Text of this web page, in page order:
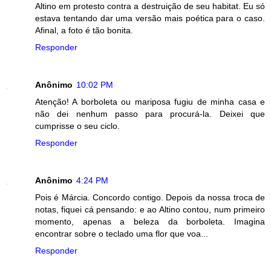
Altino em protesto contra a destruição de seu habitat. Eu só
estava tentando dar uma versão mais poética para o caso.
Afinal, a foto é tão bonita.
Responder
Anônimo 10:02 PM
Atenção! A borboleta ou mariposa fugiu de minha casa e
não dei nenhum passo para procurá-la. Deixei que
cumprisse o seu ciclo.
Responder
Anônimo 4:24 PM
Pois é Márcia. Concordo contigo. Depois da nossa troca de
notas, fiquei cá pensando: e ao Altino contou, num primeiro
momento, apenas a beleza da borboleta. Imagina
encontrar sobre o teclado uma flor que voa...
Responder